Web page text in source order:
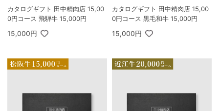
カタログギフト 田中精肉店 15,00
0円コース 飛騨牛 15,000円
15,000円
カタログギフト 田中精肉店 15,00
0円コース 黒毛和牛 15,000円
15,000円